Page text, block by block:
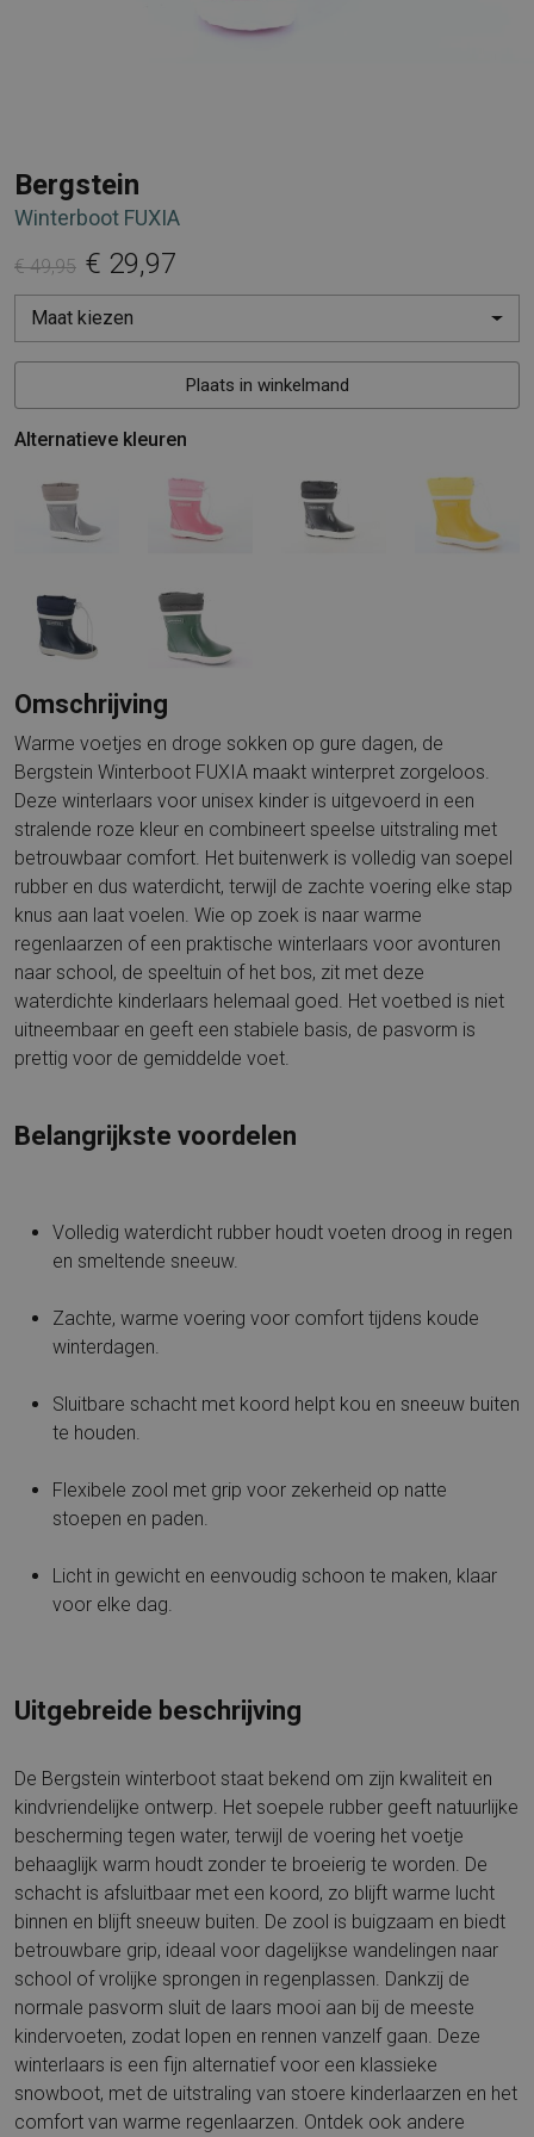
Bergstein
Winterboot FUXIA
€ 49,95 € 29,97
Maat kiezen
Plaats in winkelmand
Alternatieve kleuren
Omschrijving
Warme voetjes en droge sokken op gure dagen, de
Bergstein Winterboot FUXIA maakt winterpret zorgeloos.
Deze winterlaars voor unisex kinder is uitgevoerd in een
stralende roze kleur en combineert speelse uitstraling met
betrouwbaar comfort. Het buitenwerk is volledig van soepel
rubber en dus waterdicht, terwijl de zachte voering elke stap
knus aan laat voelen. Wie op zoek is naar warme
regenlaarzen of een praktische winterlaars voor avonturen
naar school, de speeltuin of het bos, zit met deze
waterdichte kinderlaars helemaal goed. Het voetbed is niet
uitneembaar en geeft een stabiele basis, de pasvorm is
prettig voor de gemiddelde voet.
Belangrijkste voordelen
Volledig waterdicht rubber houdt voeten droog in regen
en smeltende sneeuw.
Zachte, warme voering voor comfort tijdens koude
winterdagen.
Sluitbare schacht met koord helpt kou en sneeuw buiten
te houden.
Flexibele zool met grip voor zekerheid op natte
stoepen en paden.
Licht in gewicht en eenvoudig schoon te maken, klaar
voor elke dag.
Uitgebreide beschrijving
De Bergstein winterboot staat bekend om zijn kwaliteit en
kindvriendelijke ontwerp. Het soepele rubber geeft natuurlijke
bescherming tegen water, terwijl de voering het voetje
behaaglijk warm houdt zonder te broeierig te worden. De
schacht is afsluitbaar met een koord, zo blijft warme lucht
binnen en blijft sneeuw buiten. De zool is buigzaam en biedt
betrouwbare grip, ideaal voor dagelijkse wandelingen naar
school of vrolijke sprongen in regenplassen. Dankzij de
normale pasvorm sluit de laars mooi aan bij de meeste
kindervoeten, zodat lopen en rennen vanzelf gaan. Deze
winterlaars is een fijn alternatief voor een klassieke
snowboot, met de uitstraling van stoere kinderlaarzen en het
comfort van warme regenlaarzen. Ontdek ook andere